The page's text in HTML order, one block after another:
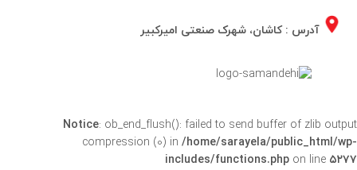
آدرس : کاشان، شهرک صنعتی امیرکبیر
Notice: ob_end_flush(): failed to send buffer of zlib output
compression (0) in /home/sarayela/public_html/wp-
includes/functions.php on line ۵۲۷۷